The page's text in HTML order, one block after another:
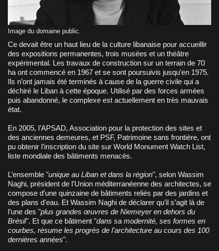
Image du domaine public.
Ce devait être un haut lieu de la culture libanaise pour accueillir
des expositions permanentes, trois musées et un théâtre
expérimental. Les travaux de construction sur un terrain de 70
ha ont commencé en 1967 et se sont poursuivis jusqu’en 1975.
Ils n’ont jamais été terminés à cause de la guerre civile qui a
déchiré le Liban à cette époque. Utilisé par des forces armées
puis abandonné, le complexe est actuellement en très mauvais
état.
En 2005, l’APSAD, Association pour la protection des sites et
des anciennes demeures, et PSF, Patrimoine sans frontière, ont
pu obtenir l’inscription du site sur World Monument Watch List,
liste mondiale des bâtiments menacés.
L’ensemble "unique au Liban et dans la région", selon Wassim
Naghi, président de l'Union méditerranéenne des architectes, se
compose d'une quinzaine de bâtiments reliés par des jardins et
des plans d'eau. Et Wassim Naghi de déclarer qu’il s’agit là de
l’une des "plus grandes œuvres de Niemeyer en dehors du
Brésil". Et que ce bâtiment "dans sa modernité, ses formes en
courbes, résume les progrès de l'architecture au cours des 100
dernières années".